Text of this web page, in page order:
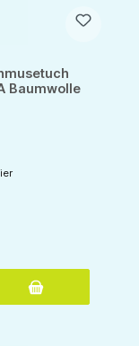
Baumwolle